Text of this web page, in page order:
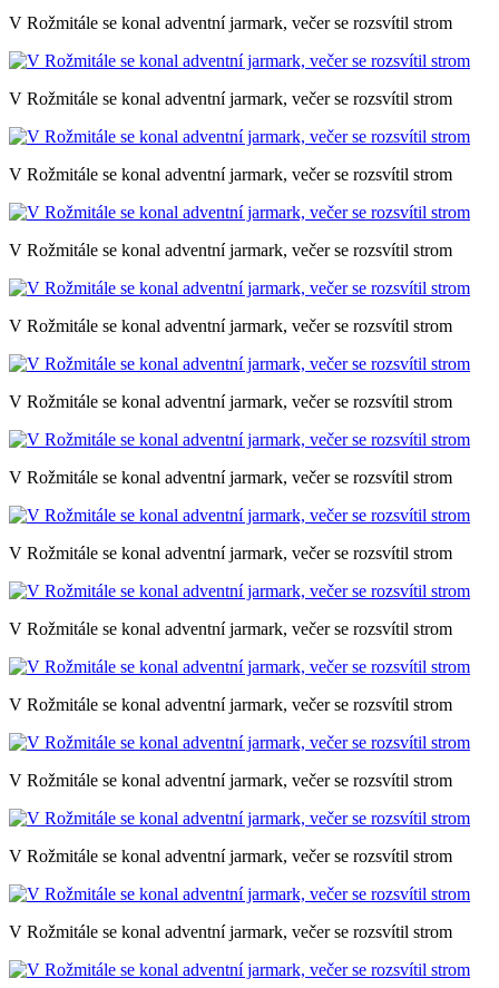
V Rožmitále se konal adventní jarmark, večer se rozsvítil strom
V Rožmitále se konal adventní jarmark, večer se rozsvítil strom
V Rožmitále se konal adventní jarmark, večer se rozsvítil strom
V Rožmitále se konal adventní jarmark, večer se rozsvítil strom
V Rožmitále se konal adventní jarmark, večer se rozsvítil strom
V Rožmitále se konal adventní jarmark, večer se rozsvítil strom
V Rožmitále se konal adventní jarmark, večer se rozsvítil strom
V Rožmitále se konal adventní jarmark, večer se rozsvítil strom
V Rožmitále se konal adventní jarmark, večer se rozsvítil strom
V Rožmitále se konal adventní jarmark, večer se rozsvítil strom
V Rožmitále se konal adventní jarmark, večer se rozsvítil strom
V Rožmitále se konal adventní jarmark, večer se rozsvítil strom
V Rožmitále se konal adventní jarmark, večer se rozsvítil strom